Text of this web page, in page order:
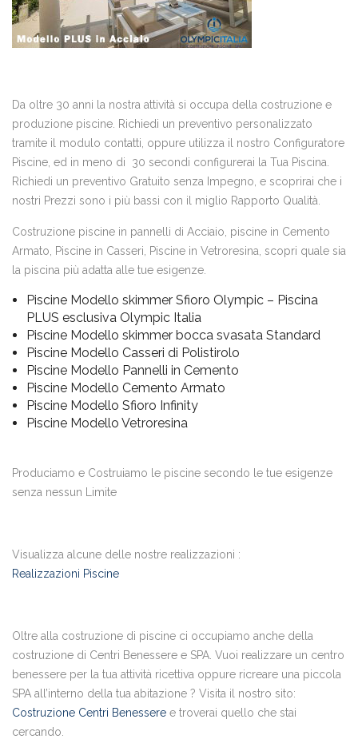
Da oltre 30 anni la nostra attività si occupa della costruzione e
produzione piscine. Richiedi un preventivo personalizzato
tramite il modulo contatti, oppure utilizza il nostro Configuratore
Piscine, ed in meno di 30 secondi configurerai la Tua Piscina.
Richiedi un preventivo Gratuito senza Impegno, e scoprirai che i
nostri Prezzi sono i più bassi con il miglio Rapporto Qualità.
Costruzione piscine in pannelli di Acciaio, piscine in Cemento
Armato, Piscine in Casseri, Piscine in Vetroresina, scopri quale sia
la piscina più adatta alle tue esigenze.
Piscine Modello skimmer Sfioro Olympic – Piscina
PLUS esclusiva Olympic Italia
Piscine Modello skimmer bocca svasata Standard
Piscine Modello Casseri di Polistirolo
Piscine Modello Pannelli in Cemento
Piscine Modello Cemento Armato
Piscine Modello Sfioro Infinity
Piscine Modello Vetroresina
Produciamo e Costruiamo le piscine secondo le tue esigenze
senza nessun Limite
Visualizza alcune delle nostre realizzazioni :
Realizzazioni Piscine
Oltre alla costruzione di piscine ci occupiamo anche della
costruzione di Centri Benessere e SPA. Vuoi realizzare un centro
benessere per la tua attività ricettiva oppure ricreare una piccola
SPA all’interno della tua abitazione ? Visita il nostro sito:
Costruzione Centri Benessere e troverai quello che stai
cercando.